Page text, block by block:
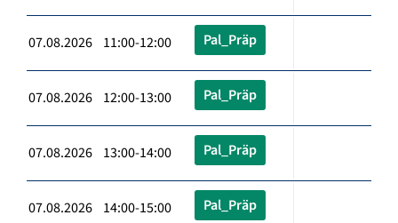
07.08.2026 11:00-12:00 Pal_Präp
07.08.2026 12:00-13:00 Pal_Präp
07.08.2026 13:00-14:00 Pal_Präp
07.08.2026 14:00-15:00 Pal_Präp